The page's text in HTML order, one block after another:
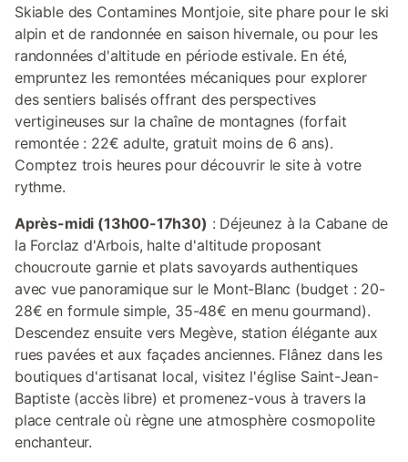
Skiable des Contamines Montjoie, site phare pour le ski
alpin et de randonnée en saison hivernale, ou pour les
randonnées d'altitude en période estivale. En été,
empruntez les remontées mécaniques pour explorer
des sentiers balisés offrant des perspectives
vertigineuses sur la chaîne de montagnes (forfait
remontée : 22€ adulte, gratuit moins de 6 ans).
Comptez trois heures pour découvrir le site à votre
rythme.
Après-midi (13h00-17h30) : Déjeunez à la Cabane de
la Forclaz d'Arbois, halte d'altitude proposant
choucroute garnie et plats savoyards authentiques
avec vue panoramique sur le Mont-Blanc (budget : 20-
28€ en formule simple, 35-48€ en menu gourmand).
Descendez ensuite vers Megève, station élégante aux
rues pavées et aux façades anciennes. Flânez dans les
boutiques d'artisanat local, visitez l'église Saint-Jean-
Baptiste (accès libre) et promenez-vous à travers la
place centrale où règne une atmosphère cosmopolite
enchanteur.